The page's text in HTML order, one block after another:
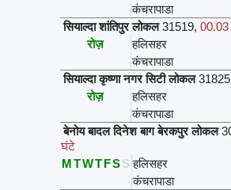
कंचरापाडा
सियाल्दा शांतिपुर लोकल 31519,
रोज़
हलिसहर
कंचरापाडा
सियाल्दा कृष्णा नगर सिटी लोकल 31825
रोज़
हलिसहर
कंचरापाडा
बेनोय बादल दिनेश बाग बेरकपुर लोकल
घंटे
MTWTFSS हलिसहर
कंचरापाडा